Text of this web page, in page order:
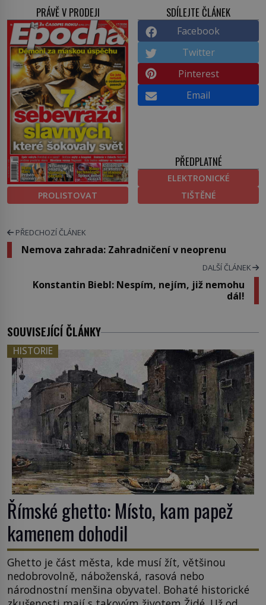
PRÁVĚ V PRODEJI
PROLISTOVAT
SDÍLEJTE ČLÁNEK
Facebook
Twitter
Pinterest
Email
PŘEDPLATNÉ
ELEKTRONICKÉ
TIŠTĚNÉ
PŘEDCHOZÍ ČLÁNEK
Nemova zahrada: Zahradničení v neoprenu
DALŠÍ ČLÁNEK
Konstantin Biebl: Nespím, nejím, již nemohu
dál!
SOUVISEJÍCÍ ČLÁNKY
HISTORIE
Římské ghetto: Místo, kam papež
kamenem dohodil
Ghetto je část města, kde musí žít, většinou
nedobrovolně, náboženská, rasová nebo
národnostní menšina obyvatel. Bohaté historické